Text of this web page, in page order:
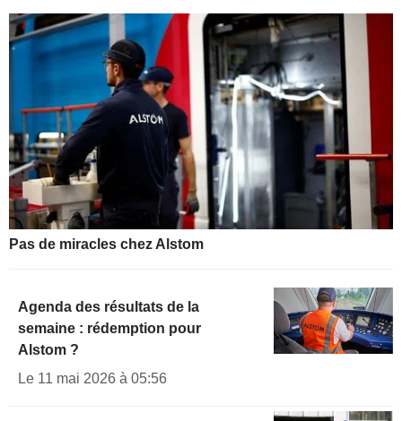
Pas de miracles chez Alstom
Agenda des résultats de la
semaine : rédemption pour
Alstom ?
Le 11 mai 2026 à 05:56